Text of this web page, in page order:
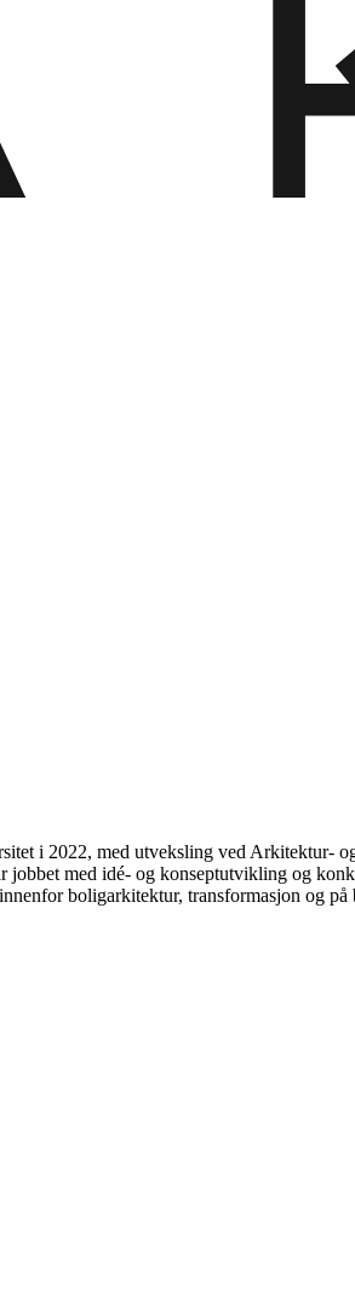
i 2022, med utveksling ved Arkitektur-
med idé- og konseptutvikling og
boligarkitektur, transformasjon og